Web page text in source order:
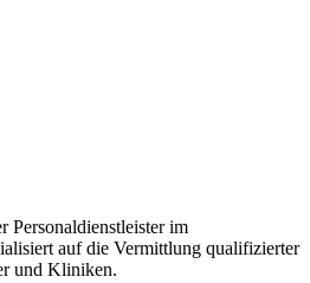
Personaldienstleister im
auf die Vermittlung qualifizierter
und Kliniken.